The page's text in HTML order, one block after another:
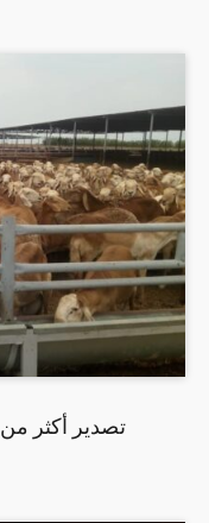
تصدير أكثر من 23 ألف رأس من الماشية للسعودية